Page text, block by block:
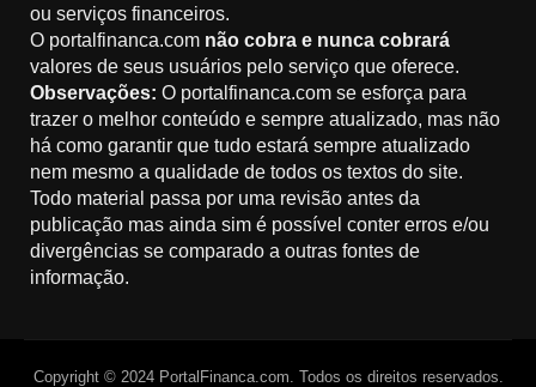
ou serviços financeiros.
O portalfinanca.com não cobra e nunca cobrará
valores de seus usuários pelo serviço que oferece.
Observações: O portalfinanca.com se esforça para
trazer o melhor conteúdo e sempre atualizado, mas não
há como garantir que tudo estará sempre atualizado
nem mesmo a qualidade de todos os textos do site.
Todo material passa por uma revisão antes da
publicação mas ainda sim é possível conter erros e/ou
divergências se comparado a outras fontes de
informação.
Copyright © 2024 PortalFinanca.com. Todos os direitos reservados.